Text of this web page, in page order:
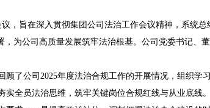
旨在深入贯彻集团公司法治工作会议精神，系统总
为公司高质量发展筑牢法治根基。公司党委书记、
公司2025年度法治合规工作的开展情况，组织学习
全员法治思维，筑牢关键岗位合规红线与从业底线。